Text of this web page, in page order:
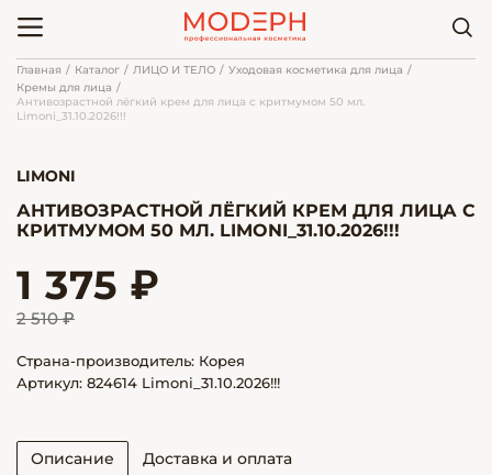
Главная Каталог ЛИЦО И ТЕЛО
Уходовая косметика для лица
Кремы для лица
Антивозрастной лёгкий крем для лица с критмумом 50 мл.
Limoni_31.10.2026!!!
LIMONI
АНТИВОЗРАСТНОЙ ЛЁГКИЙ КРЕМ ДЛЯ ЛИЦА С
КРИТМУМОМ 50 МЛ. LIMONI_31.10.2026!!!
1 375 ₽
2 510 ₽
Страна-производитель: Корея
Артикул: 824614 Limoni_31.10.2026!!!
Описание Доставка и оплата